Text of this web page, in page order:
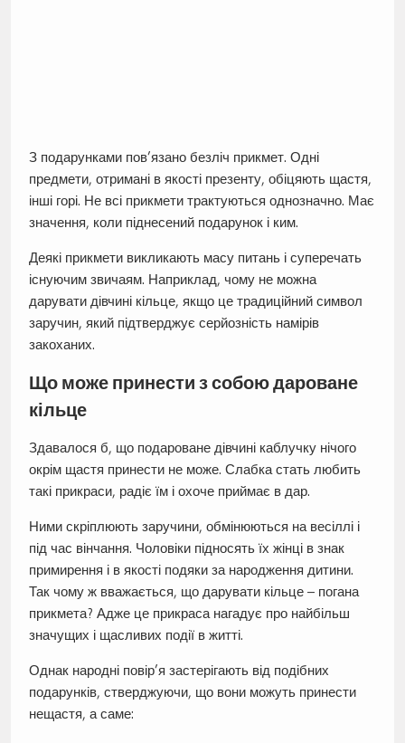
З подарунками пов’язано безліч прикмет. Одні
предмети, отримані в якості презенту, обіцяють щастя,
інші горі. Не всі прикмети трактуються однозначно. Має
значення, коли піднесений подарунок і ким.
Деякі прикмети викликають масу питань і суперечать
існуючим звичаям. Наприклад, чому не можна
дарувати дівчині кільце, якщо це традиційний символ
заручин, який підтверджує серйозність намірів
закоханих.
Що може принести з собою дароване
кільце
Здавалося б, що подароване дівчині каблучку нічого
окрім щастя принести не може. Слабка стать любить
такі прикраси, радіє їм і охоче приймає в дар.
Ними скріплюють заручини, обмінюються на весіллі і
під час вінчання. Чоловіки підносять їх жінці в знак
примирення і в якості подяки за народження дитини.
Так чому ж вважається, що дарувати кільце – погана
прикмета? Адже це прикраса нагадує про найбільш
значущих і щасливих події в житті.
Однак народні повір’я застерігають від подібних
подарунків, стверджуючи, що вони можуть принести
нещастя, а саме: